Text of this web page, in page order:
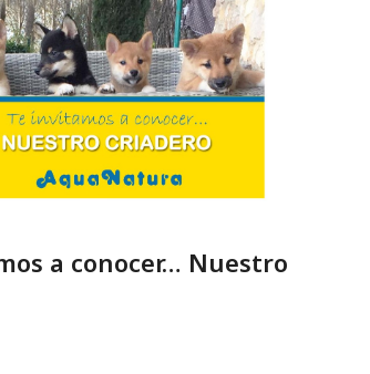
a conocer… Nuestro